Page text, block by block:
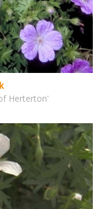
Herterton'